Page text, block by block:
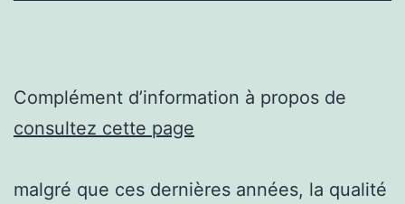
Complément d’information à propos de
consultez cette page
malgré que ces dernières années, la qualité